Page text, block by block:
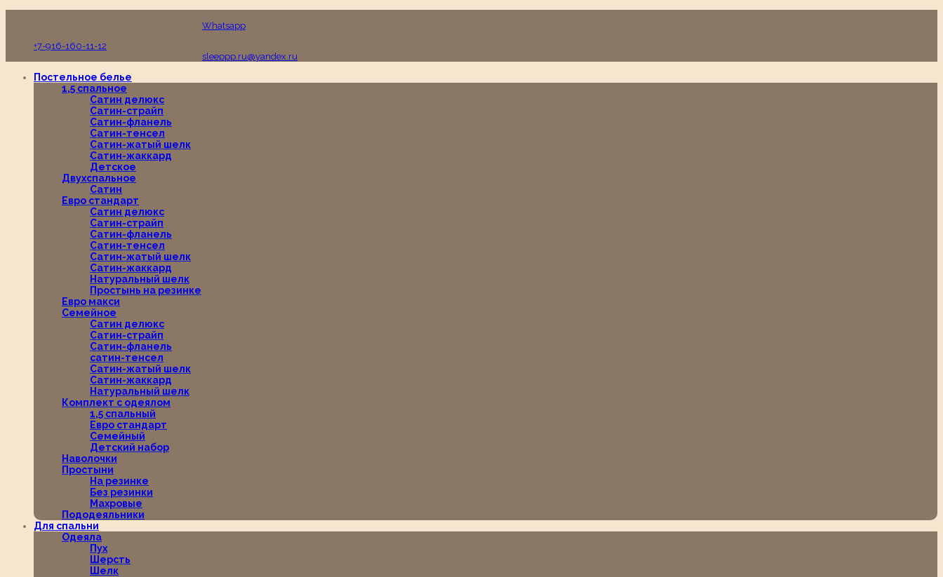
Whatsapp
+7-916-160-11-12
sleeppp.ru@yandex.ru
Постельное белье
1,5 спальное
Сатин делюкс
Сатин-страйп
Сатин-фланель
Сатин-тенсел
Сатин-жатый шелк
Сатин-жаккард
Детское
Двухспальное
Сатин
Евро стандарт
Сатин делюкс
Сатин-страйп
Сатин-фланель
Сатин-тенсел
Сатин-жатый шелк
Сатин-жаккард
Натуральный шелк
Простынь на резинке
Евро макси
Семейное
Сатин делюкс
Сатин-страйп
Сатин-фланель
сатин-тенсел
Сатин-жатый шелк
Сатин-жаккард
Натуральный шелк
Комплект с одеялом
1,5 спальный
Евро стандарт
Семейный
Детский набор
Наволочки
Простыни
На резинке
Без резинки
Махровые
Пододеяльники
Для спальни
Одеяла
Пух
Шерсть
Шелк